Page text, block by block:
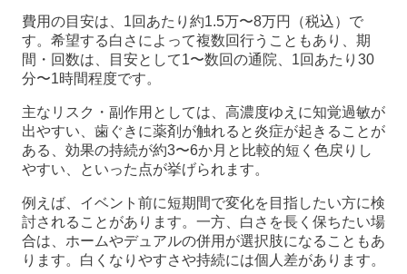
費用の目安は、1回あたり約1.5万〜8万円（税込）で
す。希望する白さによって複数回行うこともあり、期
間・回数は、目安として1〜数回の通院、1回あたり30
分〜1時間程度です。
主なリスク・副作用としては、高濃度ゆえに知覚過敏が
出やすい、歯ぐきに薬剤が触れると炎症が起きることが
ある、効果の持続が約3〜6か月と比較的短く色戻りし
やすい、といった点が挙げられます。
例えば、イベント前に短期間で変化を目指したい方に検
討されることがあります。一方、白さを長く保ちたい場
合は、ホームやデュアルの併用が選択肢になることもあ
ります。白くなりやすさや持続には個人差があります。